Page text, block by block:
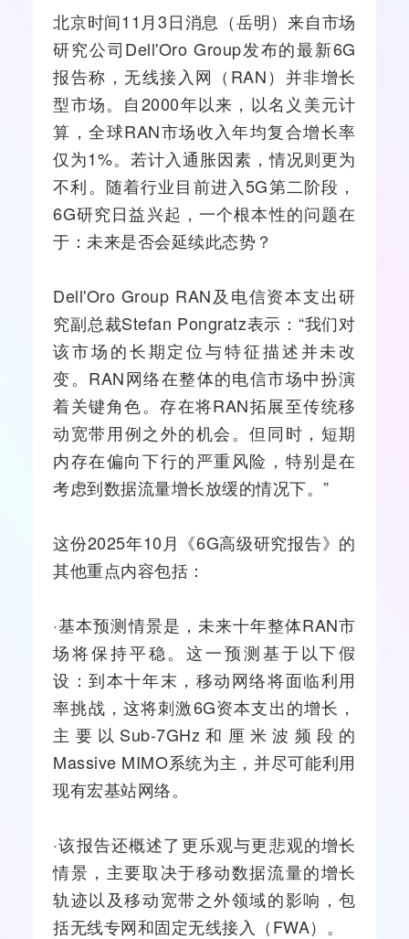
北京时间11月3日消息（岳明）来自市场
研究公司Dell'Oro Group发布的最新6G
报告称， 无线接入 网（RAN）并非增长
型市场。自2000年以来，以名义美元计
算，全球RAN市场收入年均复合增长率
仅为1%。若计入通胀因素，情况则更为
不利。随着行业目前进入5G第二阶段，
6G研究日益兴起，一个根本性的问题在
于：未来是否会延续此态势？
Dell'Oro Group RAN及电信资本支出研
究副总裁Stefan Pongratz表示：“我们对
该市场的长期定位与特征描述并未改
变。RAN网络在整体的电信市场中扮演
着关键角色。存在将RAN拓展至传统移
动宽带用例之外的机会。但同时，短期
内存在偏向下行的严重风险，特别是在
考虑到数据流量增长放缓的情况下。”
这份2025年10月《6G高级研究报告》的
其他重点内容包括：
·基本预测情景是，未来十年整体RAN市
场将保持平稳。这一预测基于以下假
设：到本十年末，移动网络将面临利用
率挑战，这将刺激6G资本支出的增长，
主要以Sub-7GHz和厘米波频段的
Massive MIMO系统为主，并尽可能利用
现有宏基站网络。
·该报告还概述了更乐观与更悲观的增长
情景，主要取决于移动数据流量的增长
轨迹以及移动宽带之外领域的影响，包
括无线专网和固定无线接入（FWA）。